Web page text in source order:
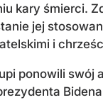
kary śmierci.
jej
i
ponowili swój